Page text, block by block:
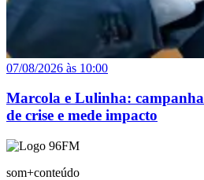
07/08/2026 às 10:00
Marcola e Lulinha:
de crise e mede impacto
som+conteúdo